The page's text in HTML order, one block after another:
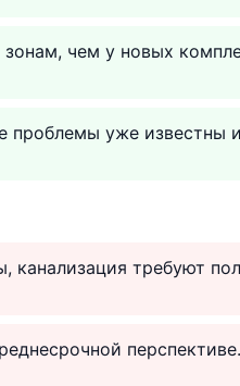
чем у новых
проблемы уже известны
требуют
перспективе.